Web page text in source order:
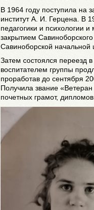
В 1964 году поступила на
институт А. И. Герцена. В
педагогики и психологии
закрытием
Савиноборской начальной
Затем состоялся переезд
воспитателем группы
проработав до сентября
Получила звание «Ветеран
почетных грамот,